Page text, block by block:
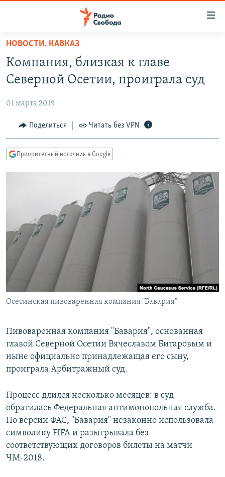
упрощенного
доступа
Вернуться
основному
Вернутся
главной
навигации
Вернутся
АВТОРСКИЕ ПРОЕКТЫ
ЦИТАТЫ СВОБОДЫ
МНЕНИЯ
IDEL.РЕАЛИИ
СИБИРЬ.РЕАЛИИ
РАСПИСАНИЕ ВЕЩАНИЯ
ПОДПИШИТЕСЬ НА РАССЫЛКУ
СОЦИАЛЬНЫЕ СЕТИ
Все сайты РСЕ/РС
НОВОСТИ. КАВКАЗ
Компания, близкая к главе
Северной Осетии, проиграла суд
01 марта 2019
Поделиться Читать без VPN
Приоритетный источник в Google
Осетинская пивоваренная компания "Бавария"
Пивоваренная компания "Бавария", основанная
главой Северной Осетии Вячеславом Битаровым и
ныне официально принадлежащая его сыну,
проиграла Арбитражный суд.
Процесс длился несколько месяцев: в суд
обратилась Федеральная антимонопольная служба.
По версии ФАС, "Бавария" незаконно использовала
символику FIFA и разыгрывала без
соответствующих договоров билеты на матчи
ЧМ-2018.